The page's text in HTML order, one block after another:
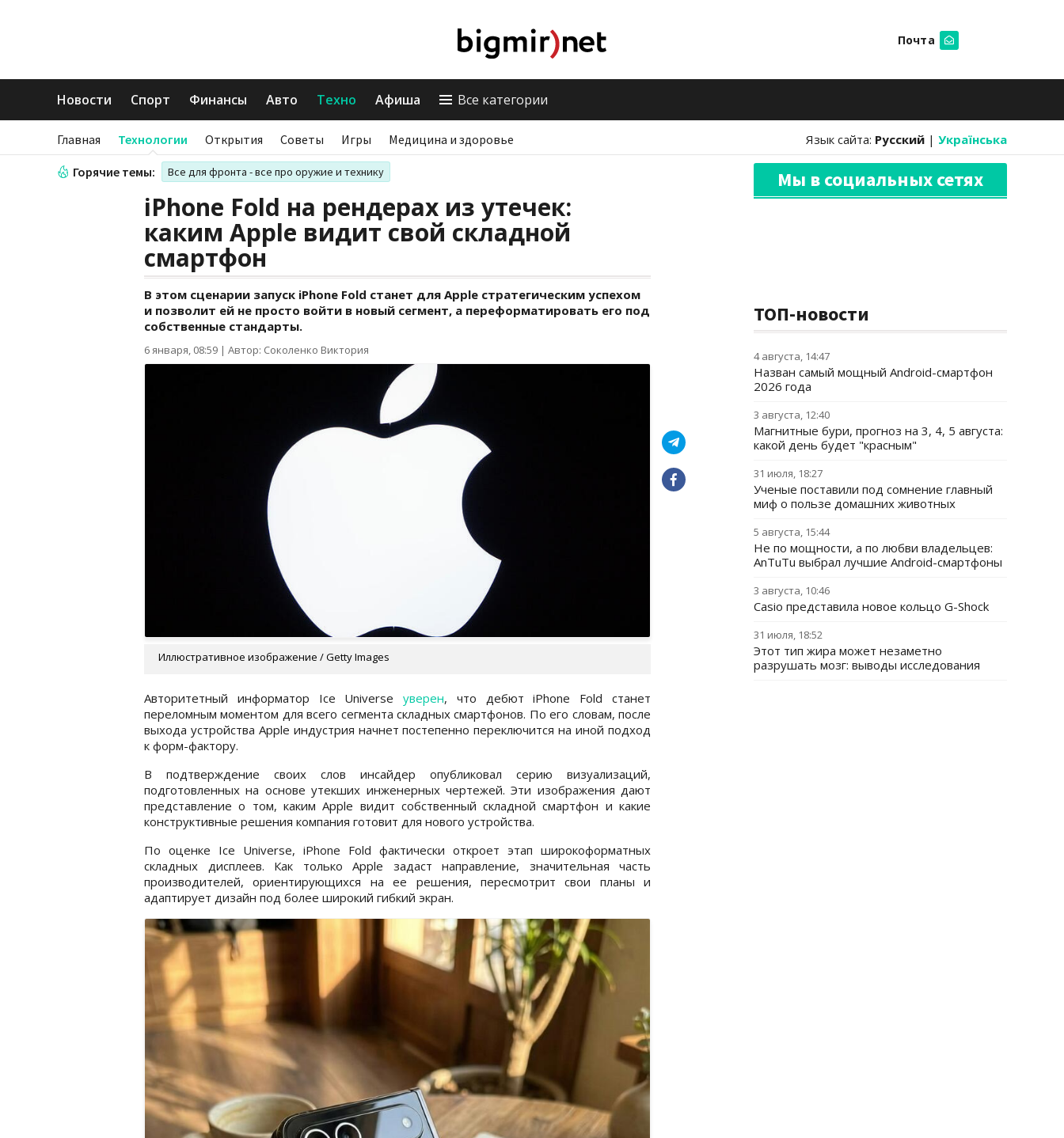
Почта
Новости Спорт Финансы Авто Техно Афиша Все категории
Главная Технологии Открытия Советы Игры Медицина и здоровье Язык сайта: Русский | Українська
Горячие темы: Все для фронта - все про оружие и технику
iPhone Fold на рендерах из утечек:
каким Apple видит свой складной
смартфон
В этом сценарии запуск iPhone Fold станет для Apple стратегическим успехом
и позволит ей не просто войти в новый сегмент, а переформатировать его под
собственные стандарты.
6 января, 08:59 | Автор: Соколенко Виктория
Иллюстративное изображение / Getty Images
Авторитетный информатор Ice Universeуверен, что дебют iPhone Fold станет
переломным моментом для всего сегмента складных смартфонов. По его словам, после
выхода устройства Apple индустрия начнет постепенно переключится на иной подход
к форм-фактору.
В подтверждение своих слов инсайдер опубликовал серию визуализаций,
подготовленных на основе утекших инженерных чертежей. Эти изображения дают
представление о том, каким Apple видит собственный складной смартфон и какие
конструктивные решения компания готовит для нового устройства.
По оценке Ice Universe, iPhone Fold фактически откроет этап широкоформатных
складных дисплеев. Как только Apple задаст направление, значительная часть
производителей, ориентирующихся на ее решения, пересмотрит свои планы и
адаптирует дизайн под более широкий гибкий экран.
Мы в социальных сетях
ТОП-новости
4 августа, 14:47
Назван самый мощный Android-смартфон
2026 года
3 августа, 12:40
Магнитные бури, прогноз на 3, 4, 5 августа:
какой день будет "красным"
31 июля, 18:27
Ученые поставили под сомнение главный
миф о пользе домашних животных
5 августа, 15:44
Не по мощности, а по любви владельцев:
AnTuTu выбрал лучшие Android-смартфоны
3 августа, 10:46
Casio представила новое кольцо G-Shock
31 июля, 18:52
Этот тип жира может незаметно
разрушать мозг: выводы исследования